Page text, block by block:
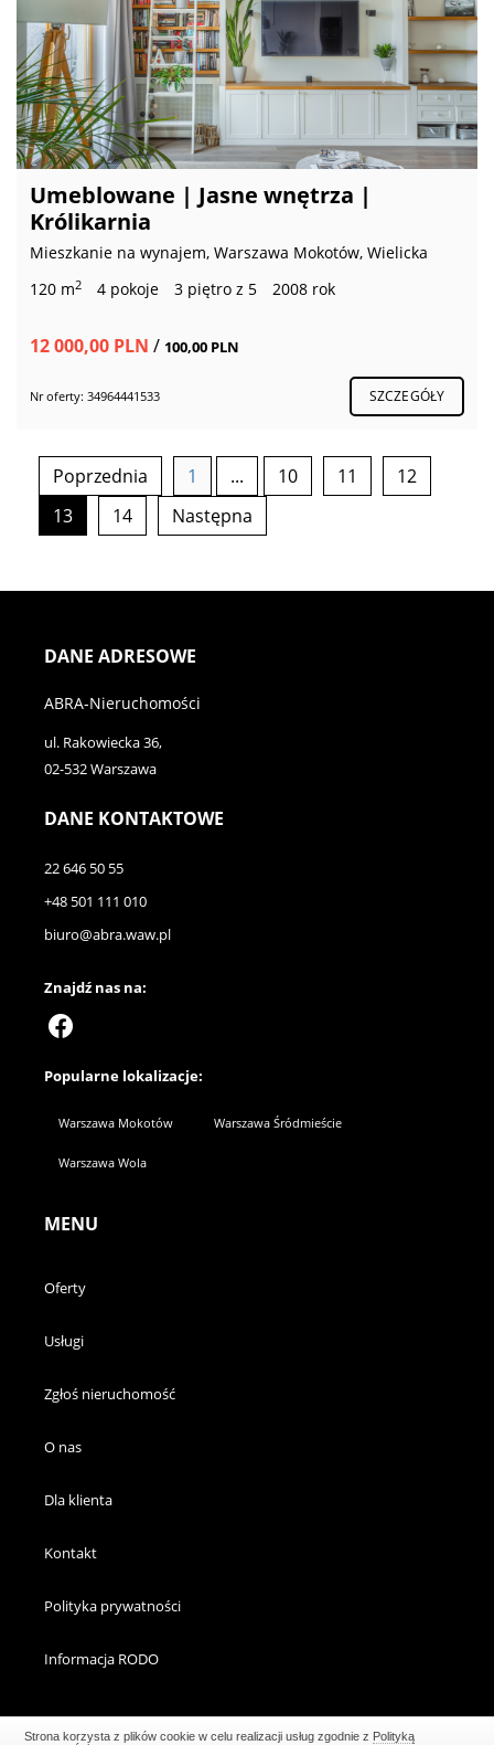
Umeblowane | Jasne wnętrza |
Królikarnia
Mieszkanie na wynajem, Warszawa Mokotów, Wielicka
120 m2 4 pokoje 3 piętro z 5 2008 rok
12 000,00 PLN / 100,00 PLN
Nr oferty: 34964441533 SZCZEGÓŁY
Poprzednia 1 ... 10 11
12
13
14 Następna
DANE ADRESOWE
ABRA-Nieruchomości
ul. Rakowiecka 36,
02-532 Warszawa
DANE KONTAKTOWE
22 646 50 55
+48 501 111 010
biuro@abra.waw.pl
Znajdź nas na:
Popularne lokalizacje:
Warszawa Mokotów Warszawa Śródmieście
Warszawa Wola
MENU
Oferty
Usługi
Zgłoś nieruchomość
O nas
Dla klienta
Kontakt
Polityka prywatności
Informacja RODO
Strona korzysta z plików cookie w celu realizacji usług zgodnie z Polityką